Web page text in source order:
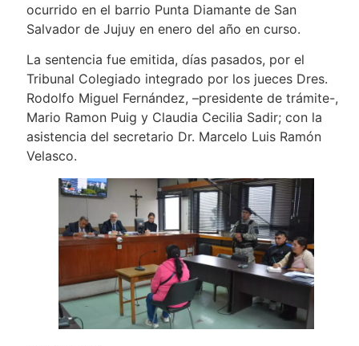
ocurrido en el barrio Punta Diamante de San
Salvador de Jujuy en enero del año en curso.
La sentencia fue emitida, días pasados, por el
Tribunal Colegiado integrado por los jueces Dres.
Rodolfo Miguel Fernández, –presidente de trámite-,
Mario Ramon Puig y Claudia Cecilia Sadir; con la
asistencia del secretario Dr. Marcelo Luis Ramón
Velasco.